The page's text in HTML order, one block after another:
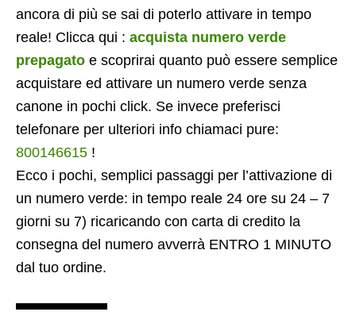
ancora di più se sai di poterlo attivare in tempo
reale! Clicca qui : acquista numero verde
prepagato e scoprirai quanto può essere semplice
acquistare ed attivare un numero verde senza
canone in pochi click. Se invece preferisci
telefonare per ulteriori info chiamaci pure:
800146615 !
Ecco i pochi, semplici passaggi per l’attivazione di
un numero verde: in tempo reale 24 ore su 24 – 7
giorni su 7) ricaricando con carta di credito la
consegna del numero avverrà ENTRO 1 MINUTO
dal tuo ordine.